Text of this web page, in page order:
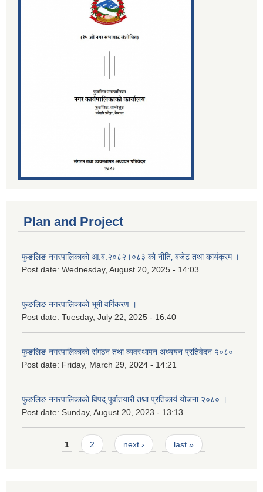
Plan and Project
फुङलिङ नगरपालिकाको आ.ब.२०८२।०८३ को नीति‚ बजेट तथा कार्यक्रम ।
Post date: Wednesday, August 20, 2025 - 14:03
फुङलिङ नगरपालिकाको भूमी वर्गिकरण ।
Post date: Tuesday, July 22, 2025 - 16:40
फुङलिङ नगरपालिकाको संगठन तथा व्यवस्थापन अध्ययन प्रतिवेदन २०८०
Post date: Friday, March 29, 2024 - 14:21
फुङलिङ नगरपालिकाको विपद् पूर्वातयारी तथा प्रतिकार्य योजना २०८० ।
Post date: Sunday, August 20, 2023 - 13:13
Pages1 2 next › last »